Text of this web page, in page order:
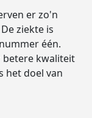
er zo'n
ziekte is
één.
betere kwaliteit
het doel van